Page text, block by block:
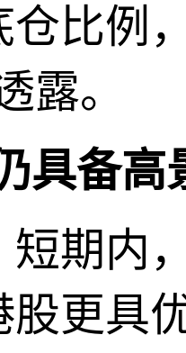
仓比例
露。
具备高
短期内
股更具